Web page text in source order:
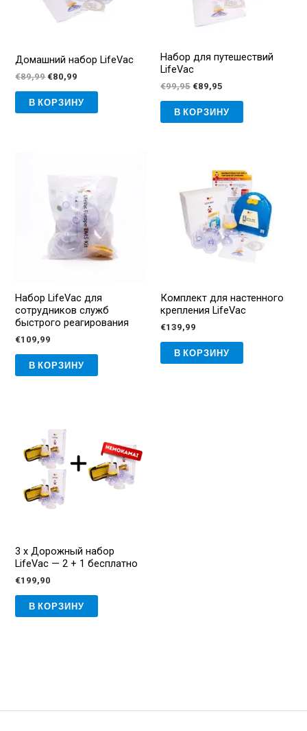
Домашний набор LifeVac
€89,99 Первоначальная
составляла
€80,99
€80,99.
В КОРЗИНУ
Набор для путешествий
LifeVac
€99,95 Первоначальная
составляла
€89,95
€89,95.
В КОРЗИНУ
Набор LifeVac для
сотрудников служб
быстрого реагирования
€109,99
В КОРЗИНУ
Комплект для настенного
крепления LifeVac
€139,99
В КОРЗИНУ
3 x Дорожный набор
LifeVac — 2 + 1 бесплатно
€199,90
В КОРЗИНУ